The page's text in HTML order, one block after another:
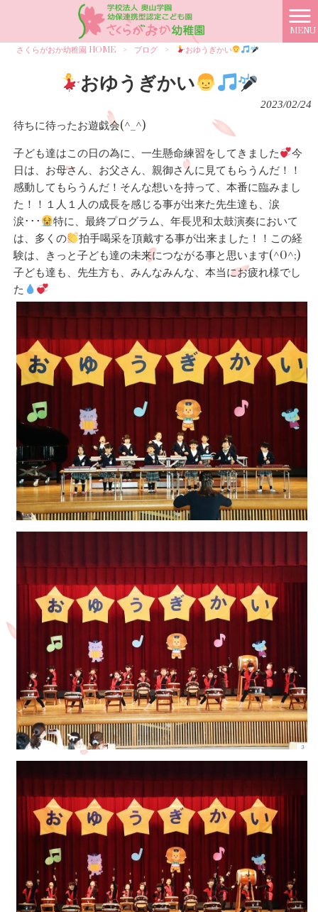
MENU
さくらがおか幼稚園 HOME
> ブログ > おゆうぎかい
おゆうぎかい
2023/02/24
待ちに待ったお遊戯会(^_^)
子ども達はこの日の為に、一生懸命練習をしてきました
今
日は、お母さん、お父さん、親御さんに見てもらうんだ！！
感動してもらうんだ！そんな想いを持って、本番に臨みまし
た！！１人１人の成長を感じる事が出来た先生達も、涙
涙･･･
特に、最終プログラム、年長児和太鼓演奏において
は、多くの
拍手喝采を頂戴する事が出来ました！！この経
験は、きっと子ども達の未来につながる事と思います(^0^;)
子ども達も、先生方も、みんなみんな、本当にお疲れ様でし
た